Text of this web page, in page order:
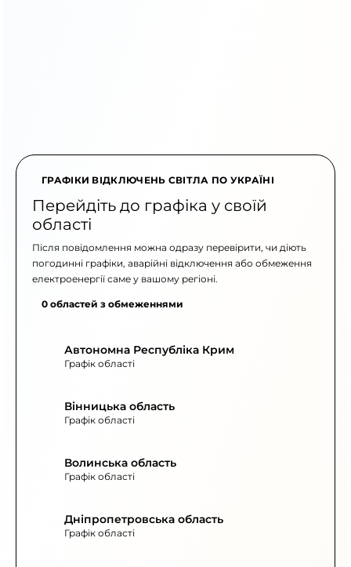
ГРАФІКИ ВІДКЛЮЧЕНЬ СВІТЛА ПО УКРАЇНІ
Перейдіть до графіка у своїй
області
Після повідомлення можна одразу перевірити, чи діють
погодинні графіки, аварійні відключення або обмеження
електроенергії саме у вашому регіоні.
0 областей з обмеженнями
Автономна Республіка Крим
Графік області
Вінницька область
Графік області
Волинська область
Графік області
Дніпропетровська область
Графік області